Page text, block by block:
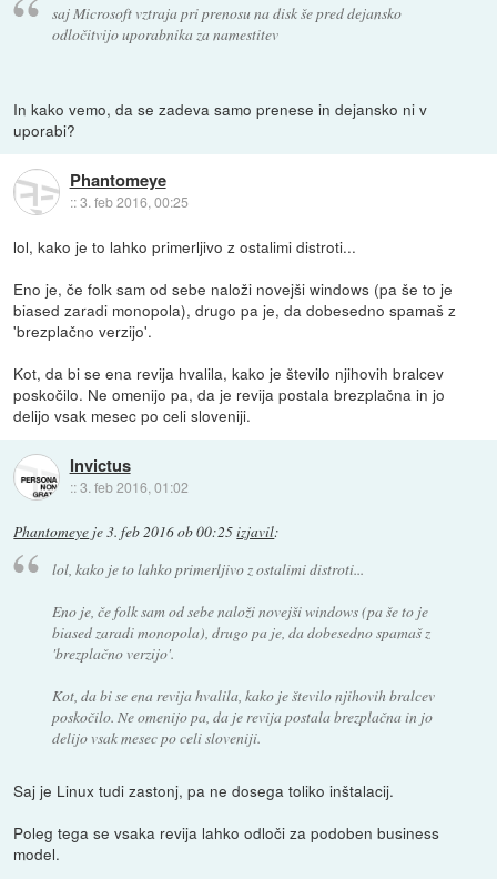
saj Microsoft vztraja pri prenosu na disk še pred dejansko
odločitvijo uporabnika za namestitev
In kako vemo, da se zadeva samo prenese in dejansko ni v
uporabi?
Phantomeye
::3. feb 2016, 00:25
lol, kako je to lahko primerljivo z ostalimi distroti...
Eno je, če folk sam od sebe naloži novejši windows (pa še to je
biased zaradi monopola), drugo pa je, da dobesedno spamaš z
'brezplačno verzijo'.
Kot, da bi se ena revija hvalila, kako je število njihovih bralcev
poskočilo. Ne omenijo pa, da je revija postala brezplačna in jo
delijo vsak mesec po celi sloveniji.
Invictus
::3. feb 2016, 01:02
Phantomeye je3. feb 2016 ob 00:25izjavil:
lol, kako je to lahko primerljivo z ostalimi distroti...
Eno je, če folk sam od sebe naloži novejši windows (pa še to je
biased zaradi monopola), drugo pa je, da dobesedno spamaš z
'brezplačno verzijo'.
Kot, da bi se ena revija hvalila, kako je število njihovih bralcev
poskočilo. Ne omenijo pa, da je revija postala brezplačna in jo
delijo vsak mesec po celi sloveniji.
Saj je Linux tudi zastonj, pa ne dosega toliko inštalacij.
Poleg tega se vsaka revija lahko odloči za podoben business
model.